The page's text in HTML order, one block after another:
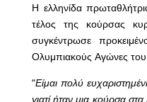
Η ελληνίδα
τέλος της κούρσας
συγκέντρωσε
Ολυμπιακούς Αγώνες του
“Είμαι πολύ
γιατί ήταν μια κούρσα